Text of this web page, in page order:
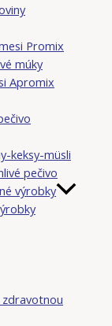
Promix
múky
Apromix
keksy-müsli
pečivo
výrobky
zdravotnou